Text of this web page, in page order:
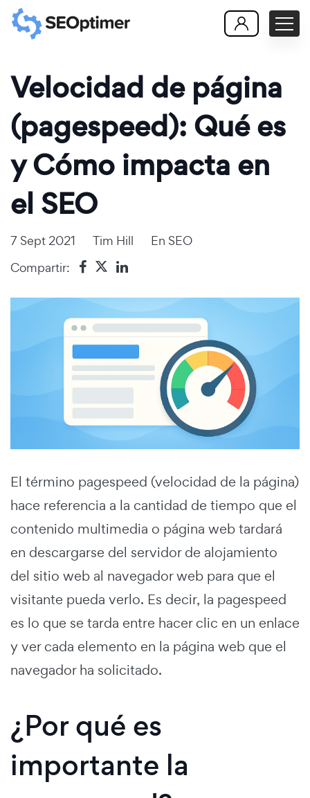
Velocidad de página
(pagespeed): Qué es
y Cómo impacta en
el SEO
7 Sept 2021 Tim Hill En SEO
Compartir:
El término pagespeed (velocidad de la página)
hace referencia a la cantidad de tiempo que el
contenido multimedia o página web tardará
en descargarse del servidor de alojamiento
del sitio web al navegador web para que el
visitante pueda verlo. Es decir, la pagespeed
es lo que se tarda entre hacer clic en un enlace
y ver cada elemento en la página web que el
navegador ha solicitado.
¿Por qué es
importante la